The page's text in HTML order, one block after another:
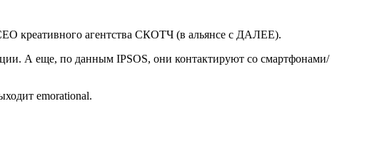
креативного агентства СКОТЧ (в альянсе с ДАЛЕЕ).
А еще, по данным IPSOS, они контактируют со смартфонами/
emorational.